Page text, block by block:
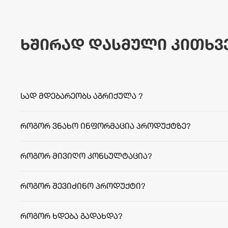
ხშირად დასმული
სად მდებარეობს აგრიქულა ?
როგორ ვნახო ინფორმაცია პროდუქტზე?
როგორ მივიღო კონსულტაცია?
როგორ შევიძინო პროდუქტი?
როგორ ხდება გადახდა?